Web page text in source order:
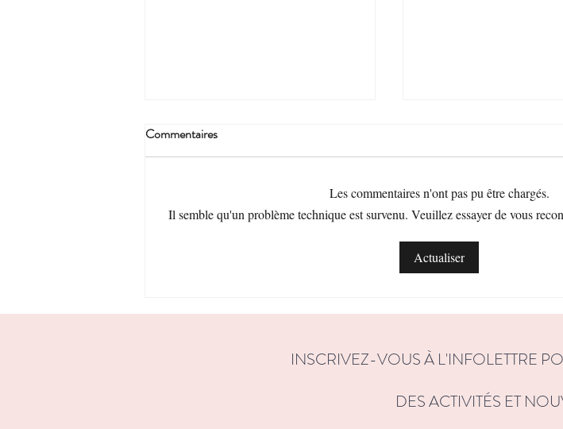
enfant
Pour que mon corps soit,
activités pour développer
corps
Commentaires
Les commentaires n'ont pas pu être chargés.
Il semble qu'un problème technique est survenu. Veuillez essayer de vous
Actualiser
INSCRIVEZ-VOUS À L'INFOLETTRE
DES ACTIVITÉS ET